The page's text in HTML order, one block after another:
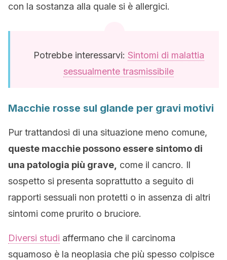
con la sostanza alla quale si è allergici.
Potrebbe interessarvi: Sintomi di malattia
sessualmente trasmissibile
Macchie rosse sul glande per gravi motivi
Pur trattandosi di una situazione meno comune,
queste macchie possono essere sintomo di
una patologia più grave, come il cancro. Il
sospetto si presenta soprattutto a seguito di
rapporti sessuali non protetti o in assenza di altri
sintomi come prurito o bruciore.
Diversi studi affermano che il carcinoma
squamoso è la neoplasia che più spesso colpisce